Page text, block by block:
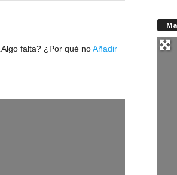
falta? ¿Por qué noAñadir